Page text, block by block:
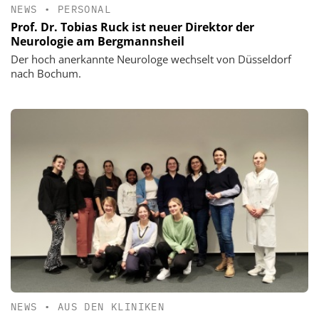
NEWS • PERSONAL
Prof. Dr. Tobias Ruck ist neuer Direktor der
Neurologie am Bergmannsheil
Der hoch anerkannte Neurologe wechselt von Düsseldorf
nach Bochum.
NEWS • AUS DEN KLINIKEN